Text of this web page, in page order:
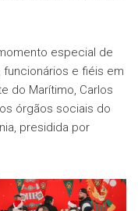
especial de
e fiéis em
do Marítimo, Carlos
órgãos sociais do
presidida por